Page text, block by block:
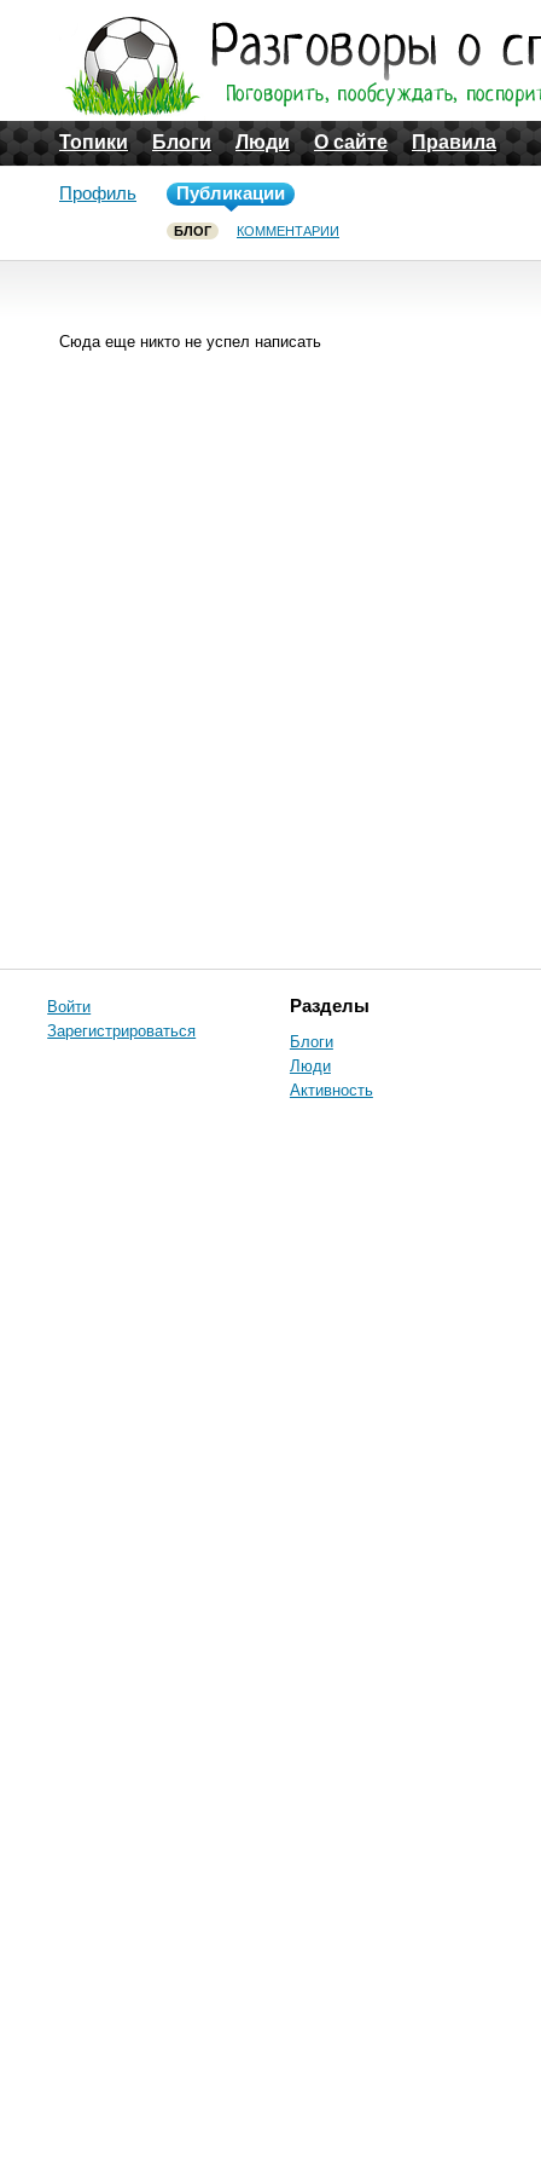
Топики Блоги Люди О сайте Правила
Профиль Публикации
БЛОГ КОММЕНТАРИИ
Сюда еще никто не успел написать
Войти
Зарегистрироваться
Разделы
Блоги
Люди
Активность